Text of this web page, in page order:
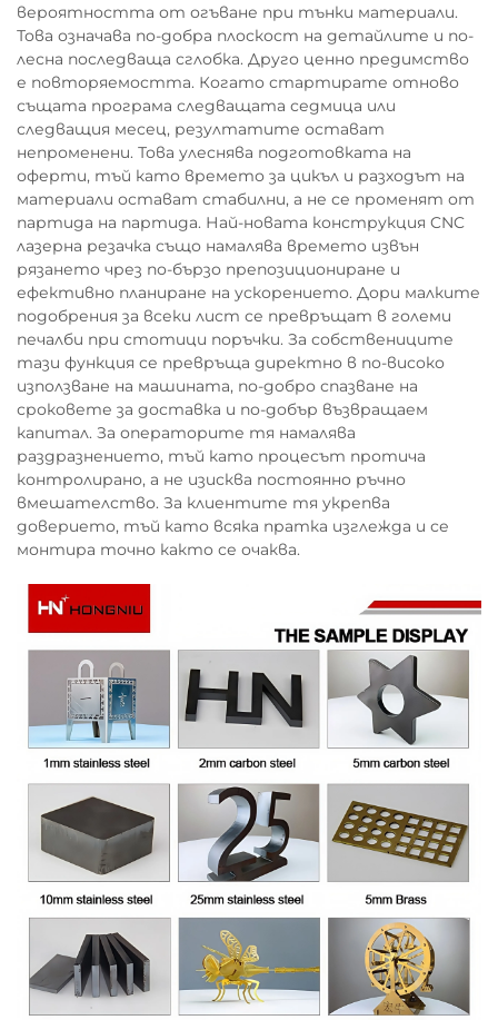
вероятността от огъване при тънки материали.
Това означава по-добра плоскост на детайлите и по-
лесна последваща сглобка. Друго ценно предимство
е повторяемостта. Когато стартирате отново
същата програма следващата седмица или
следващия месец, резултатите остават
непроменени. Това улеснява подготовката на
оферти, тъй като времето за цикъл и разходът на
материали остават стабилни, а не се променят от
партида на партида. Най-новата конструкция CNC
лазерна резачка също намалява времето извън
рязането чрез по-бързо препозициониране и
ефективно планиране на ускорението. Дори малките
подобрения за всеки лист се превръщат в големи
печалби при стотици поръчки. За собствениците
тази функция се превръща директно в по-високо
използване на машината, по-добро спазване на
сроковете за доставка и по-добър възвращаем
капитал. За операторите тя намалява
раздразнението, тъй като процесът протича
контролирано, а не изисква постоянно ръчно
вмешателство. За клиентите тя укрепва
доверието, тъй като всяка пратка изглежда и се
монтира точно както се очаква.